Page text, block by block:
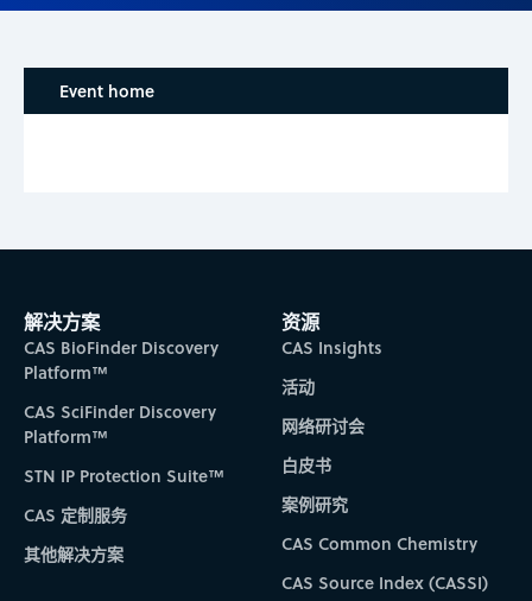
Event home
解决方案
CAS BioFinder Discovery
Platform™
CAS SciFinder Discovery
Platform™
STN IP Protection Suite™
CAS 定制服务
其他解决方案
资源
CAS Insights
活动
网络研讨会
白皮书
案例研究
CAS Common Chemistry
CAS Source Index (CASSI)